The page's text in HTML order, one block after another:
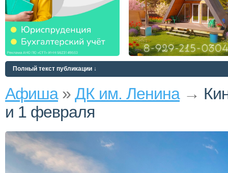
Полный текст публикации ↓
Афиша» ДК им. Ленина→
и 1 февраля